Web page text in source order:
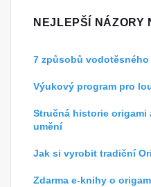
NEJLEPŠÍ NÁZORY
7 způsobů vodotěsného
Výukový program pro
Stručná historie origami
umění
Jak si vyrobit tradiční
Zdarma e-knihy o